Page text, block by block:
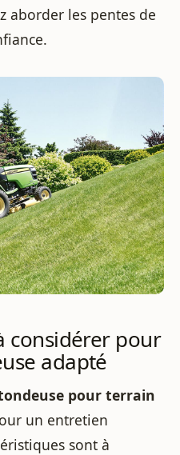
aborder les pentes de
considérer pour
adapté
pour terrain
un entretien
sont à